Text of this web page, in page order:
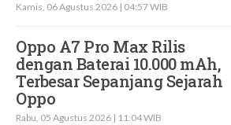
Kamis, 06 Agustus 2026 | 04:57 WIB
Oppo A7 Pro Max Rilis
dengan Baterai 10.000 mAh,
Terbesar Sepanjang Sejarah
Oppo
Rabu, 05 Agustus 2026 | 11:04 WIB